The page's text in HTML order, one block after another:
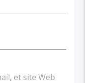
et site Web